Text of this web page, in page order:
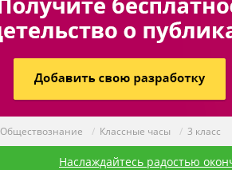
Обществознание / Классные часы / 3 класс
Наслаждайтесь радостью